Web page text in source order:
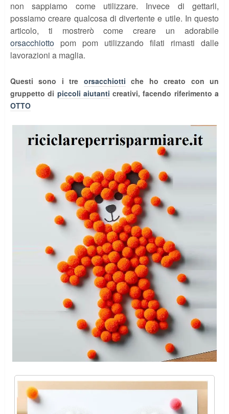
non sappiamo come utilizzare. Invece di gettarli,
possiamo creare qualcosa di divertente e utile. In questo
articolo, ti mostrerò come creare un adorabile
orsacchiotto pom pom utilizzando filati rimasti dalle
lavorazioni a maglia.
Questi sono i tre orsacchiotti che ho creato con un
gruppetto di piccoli aiutanti creativi, facendo riferimento a
OTTO